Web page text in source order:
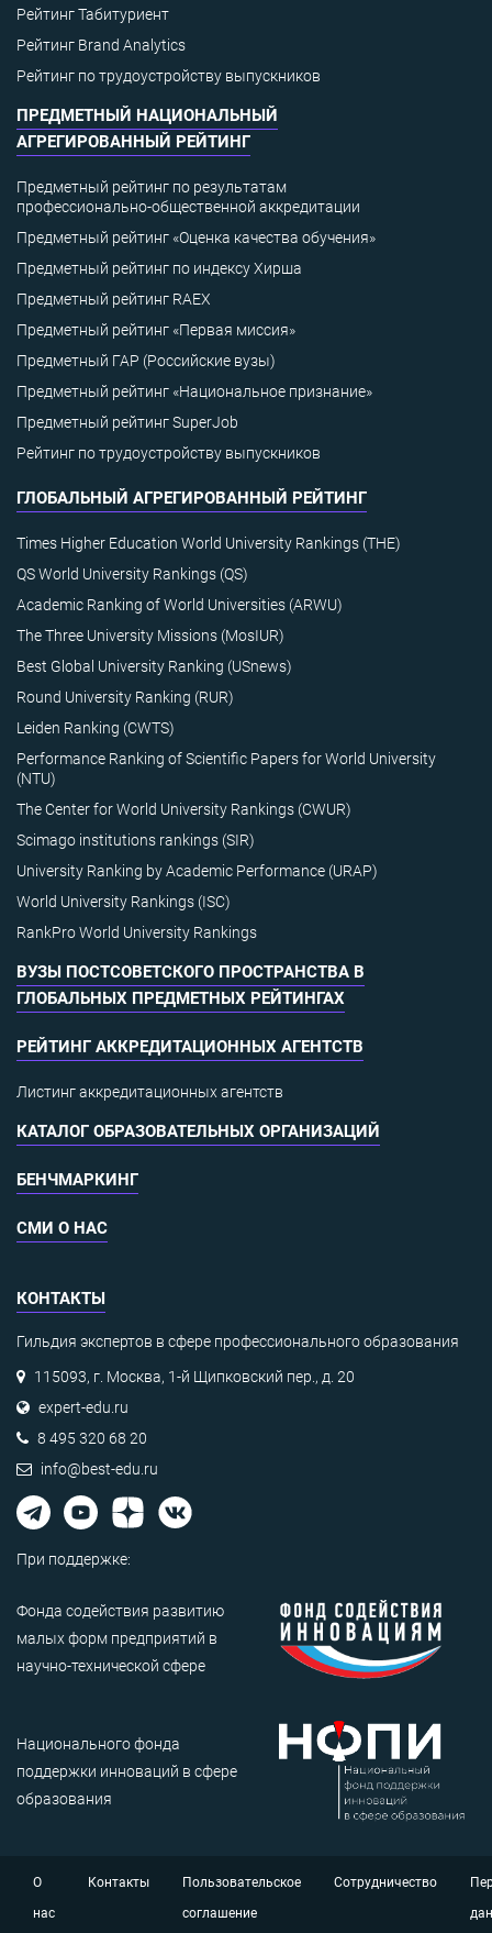
Рейтинг Табитуриент
Рейтинг Brand Analytics
Рейтинг по трудоустройству выпускников
ПРЕДМЕТНЫЙ НАЦИОНАЛЬНЫЙ
АГРЕГИРОВАННЫЙ РЕЙТИНГ
Предметный рейтинг по результатам
профессионально-общественной аккредитации
Предметный рейтинг «Оценка качества обучения»
Предметный рейтинг по индексу Хирша
Предметный рейтинг RAEX
Предметный рейтинг «Первая миссия»
Предметный ГАР (Российские вузы)
Предметный рейтинг «Национальное признание»
Предметный рейтинг SuperJob
Рейтинг по трудоустройству выпускников
ГЛОБАЛЬНЫЙ АГРЕГИРОВАННЫЙ РЕЙТИНГ
Times Higher Education World University Rankings (THE)
QS World University Rankings (QS)
Academic Ranking of World Universities (ARWU)
The Three University Missions (MosIUR)
Best Global University Ranking (USnews)
Round University Ranking (RUR)
Leiden Ranking (CWTS)
Performance Ranking of Scientific Papers for World University
(NTU)
The Center for World University Rankings (CWUR)
Scimago institutions rankings (SIR)
University Ranking by Academic Performance (URAP)
World University Rankings (ISC)
RankPro World University Rankings
ВУЗЫ ПОСТСОВЕТСКОГО ПРОСТРАНСТВА В
ГЛОБАЛЬНЫХ ПРЕДМЕТНЫХ РЕЙТИНГАХ
РЕЙТИНГ АККРЕДИТАЦИОННЫХ АГЕНТСТВ
Листинг аккредитационных агентств
КАТАЛОГ ОБРАЗОВАТЕЛЬНЫХ ОРГАНИЗАЦИЙ
БЕНЧМАРКИНГ
СМИ О НАС
КОНТАКТЫ
Гильдия экспертов в сфере профессионального образования
115093, г. Москва, 1-й Щипковский пер., д. 20
expert-edu.ru
8 495 320 68 20
info@best-edu.ru
При поддержке:
Фонда содействия развитию
малых форм предприятий в
научно-технической сфере
Национального фонда
поддержки инноваций в сфере
образования
О
нас
Контакты
Пользовательское
соглашение
Сотрудничество